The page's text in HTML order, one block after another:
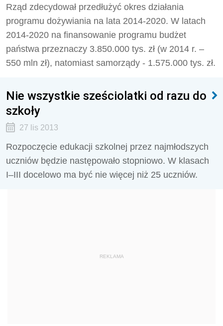
Rząd zdecydował przedłużyć okres działania
programu dożywiania na lata 2014-2020. W latach
2014-2020 na finansowanie programu budżet
państwa przeznaczy 3.850.000 tys. zł (w 2014 r. –
550 mln zł), natomiast samorządy - 1.575.000 tys. zł.
Nie wszystkie sześciolatki od razu do
szkoły
27 lis 2013
Rozpoczęcie edukacji szkolnej przez najmłodszych
uczniów będzie następowało stopniowo. W klasach
I–III docelowo ma być nie więcej niż 25 uczniów.
REKLAMA